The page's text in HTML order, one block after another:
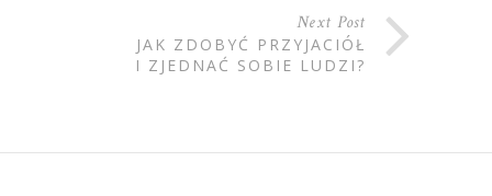
Next Post
JAK ZDOBYĆ PRZYJACIÓŁ
I ZJEDNAĆ SOBIE LUDZI?